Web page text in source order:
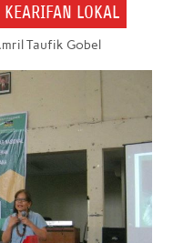
LOKAL
Taufik Gobel